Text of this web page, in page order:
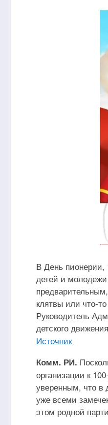
В День пионерии,
детей и
клятвы или что-
Руководитель
детского
Источник
Комм. РИ.
организации к
уверенным, что в
уже всеми
этом родной